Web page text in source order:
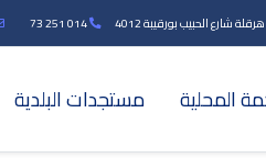
شارع الحبيب بورقيبة 4012 014 251 73
المحلية مستجدات البلدية